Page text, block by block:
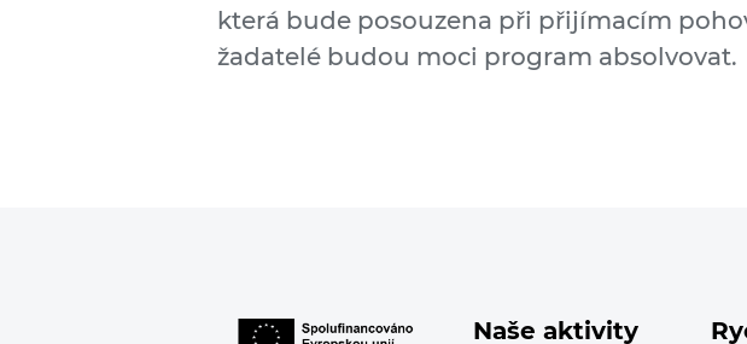
která bude posouzena při přijímacím
žadatelé budou moci program absolvovat.
Naše aktivity